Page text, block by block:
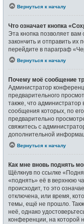
Вернуться к началу
Что означает кнопка
Эта кнопка позволяет
закончить и отправить их
перейдите в параграф
Вернуться к началу
Почему моё сообщение
Администратор
предварительного
также, что администратор
сообщения которых, по
предварительно
свяжитесь с
дополнительной
Вернуться к началу
Как мне вновь поднять
Щёлкнув по ссылке
«поднять» её в верхнюю
происходит, то это
отключена, или время,
темы, ещё не прошло.
неё, однако
конференции, на которой